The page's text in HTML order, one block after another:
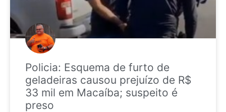
Policia: Esquema de furto de
geladeiras causou prejuízo de R$
33 mil em Macaíba; suspeito é
preso